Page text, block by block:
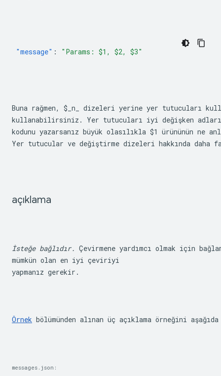
"message" : "Params: $1, $2, $3"
Buna rağmen, $_n_
dizeleri yerine yer tutucuları
kullanabilirsiniz. Yer tutucuları iyi değişken adları
kodunu yazarsanız büyük olasılıkla $1 ürününün ne
Yer tutucular ve değiştirme dizeleri hakkında
açıklama
İsteğe bağlıdır. Çevirmene yardımcı olmak için
mümkün olan en iyi çeviriyi
yapmanız gerekir.
Örnek bölümünden alınan üç açıklama örneğini
messages.json: